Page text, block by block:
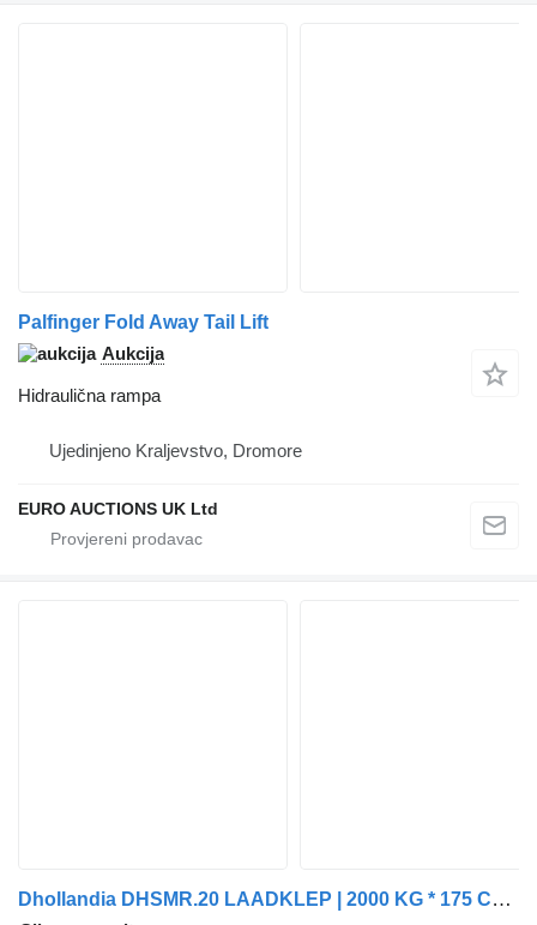
Palfinger Fold Away Tail Lift
Aukcija
Hidraulična rampa
Ujedinjeno Kraljevstvo, Dromore
EURO AUCTIONS UK Ltd
Dhollandia DHSMR.20 LAADKLEP | 2000 KG * 175 CM PLATEAU